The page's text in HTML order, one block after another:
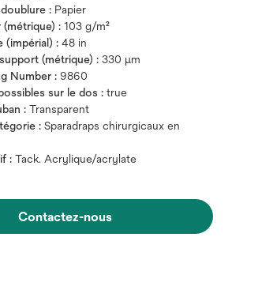
: Papier
(métrique) :103 g/m²
(impérial) :48 in
(métrique) :330 μm
Number : 9860
sur le dos :true
:Transparent
:Sparadraps chirurgicaux en
:Tack. Acrylique/acrylate
Contactez-nous